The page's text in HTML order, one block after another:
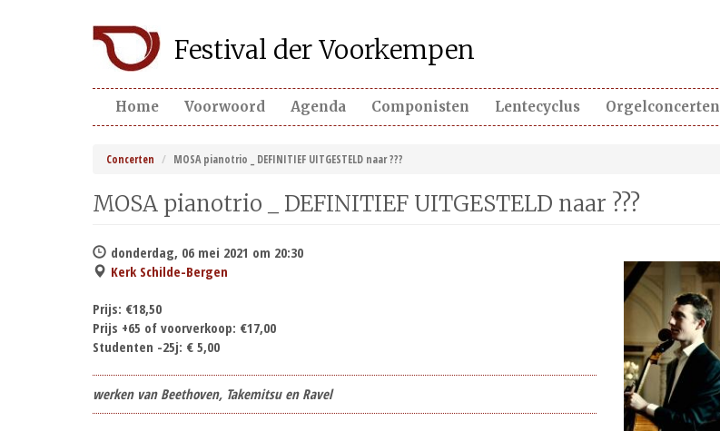
Festival der Voorkempen
Home Voorwoord Agenda Componisten Lentecyclus Orgelconcerten
Concerten MOSA pianotrio _ DEFINITIEF UITGESTELD naar ???
MOSA pianotrio _ DEFINITIEF UITGESTELD naar ???
donderdag, 06 mei 2021 om 20:30
Kerk Schilde-Bergen
Prijs: €18,50
Prijs +65 of voorverkoop: €17,00
Studenten -25j: € 5,00
werken van Beethoven, Takemitsu en Ravel